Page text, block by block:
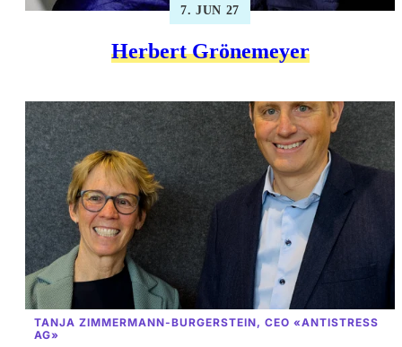
7. JUN 27
Herbert Grönemeyer
TANJA ZIMMERMANN-BURGERSTEIN, CEO «ANTISTRESS
AG»